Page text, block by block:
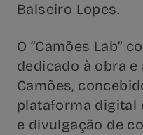
Balseiro Lopes.
O “Camões Lab”
dedicado à obra e
Camões,
plataforma digital
e divulgação de